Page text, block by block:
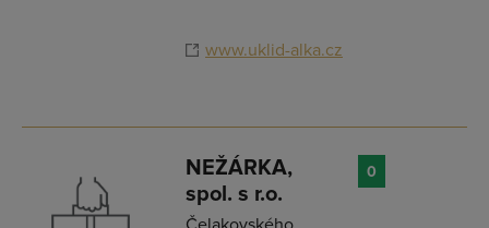
www.uklid-alka.cz
NEŽÁRKA,
spol. s r.o.
0